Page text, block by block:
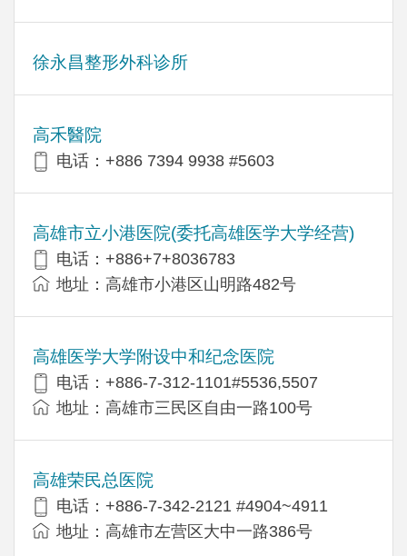
徐永昌整形外科诊所
高禾醫院
电话：+886 7394 9938 #5603
高雄市立小港医院(委托高雄医学大学经营)
电话：+886+7+8036783
地址：高雄市小港区山明路482号
高雄医学大学附设中和纪念医院
电话：+886-7-312-1101#5536,5507
地址：高雄市三民区自由一路100号
高雄荣民总医院
电话：+886-7-342-2121 #4904~4911
地址：高雄市左营区大中一路386号